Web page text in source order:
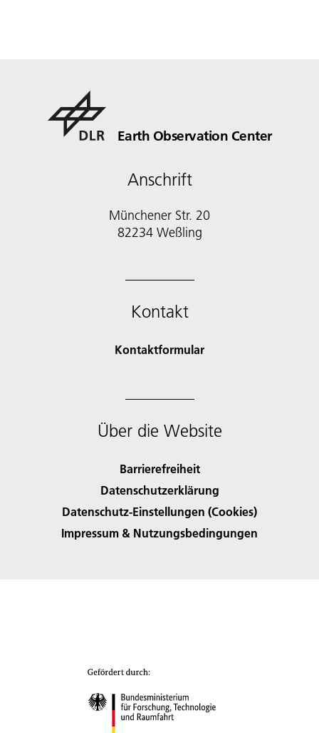
Earth Observation Center
Anschrift
Münchener Str. 20
Kontakt
Kontaktformular
Über die Website
Barrierefreiheit
Datenschutzerklärung
Datenschutz-Einstellungen (Cookies)
Impressum & Nutzungsbedingungen